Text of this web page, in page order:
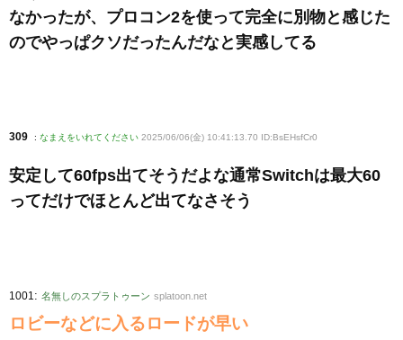
なかったが、プロコン2を使って完全に別物と感じた
のでやっぱクソだったんだなと実感してる
309 : なまえをいれてください 2025/06/06(金) 10:41:13.70 ID:BsEHsfCr0
安定して60fps出てそうだよな通常Switchは最大60
ってだけでほとんど出てなさそう
1001: 名無しのスプラトゥーン splatoon.net
ロビーなどに入るロードが早い